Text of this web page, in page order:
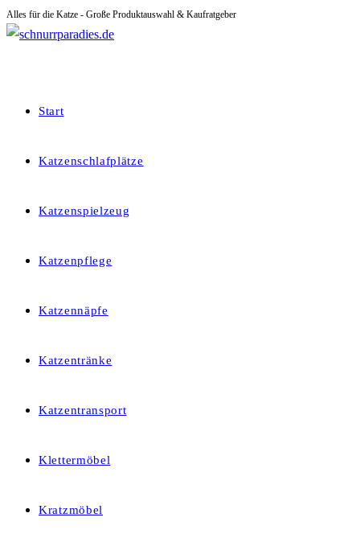
Zum
Inhalt
Alles für die Katze - Große Produktauswahl & Kaufratgeber
Start
Katzenschlafplätze
Katzenspielzeug
Katzenpflege
Katzennäpfe
Katzentränke
Katzentransport
Klettermöbel
Kratzmöbel